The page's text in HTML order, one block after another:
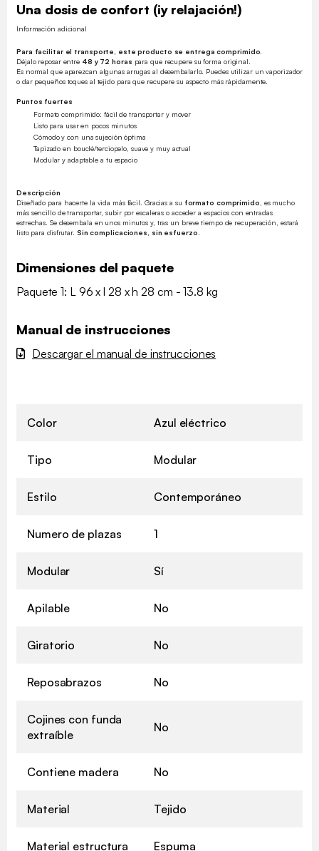
Una dosis de confort (¡y relajación!)
Información adicional
Para facilitar el transporte, este producto se entrega comprimido.
Déjalo reposar entre 48 y 72 horas para que recupere su forma original.
Es normal que aparezcan algunas arrugas al desembalarlo. Puedes utilizar un vaporizador
o dar pequeños toques al tejido para que recupere su aspecto más rápidamente.
Puntos fuertes
Formato comprimido: fácil de transportar y mover
Listo para usar en pocos minutos
Cómodo y con una sujeción óptima
Tapizado en bouclé/terciopelo, suave y muy actual
Modular y adaptable a tu espacio
Descripción
Diseñado para hacerte la vida más fácil. Gracias a su formato comprimido , es mucho
más sencillo de transportar, subir por escaleras o acceder a espacios con entradas
estrechas. Se desembala en unos minutos y, tras un breve tiempo de recuperación, estará
listo para disfrutar. Sin complicaciones, sin esfuerzo.
Dimensiones del paquete
Paquete 1: L 96 x l 28 x h 28 cm - 13.8 kg
Manual de instrucciones
Descargar el manual de instrucciones
Color Azul eléctrico
Tipo Modular
Estilo Contemporáneo
Numero de plazas 1
Modular Sí
Apilable No
Giratorio No
Reposabrazos No
Cojines con funda
extraíble
No
Contiene madera No
Material Tejido
Material estructura Espuma